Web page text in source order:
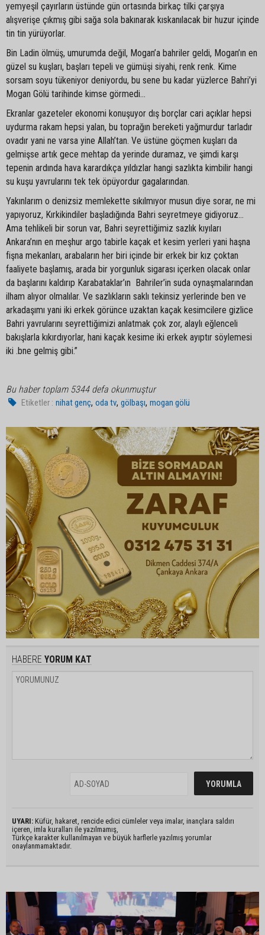
yemyeşil çayırların üstünde gün ortasında birkaç tilki çarşıya
alışverişe çıkmış gibi sağa sola bakınarak kıskanılacak bir huzur içinde
tin tin yürüyorlar.
Bin Ladin ölmüş, umurumda değil, Mogan’a bahriler geldi, Mogan’ın en
güzel su kuşları, başları tepeli ve gümüşi siyahi, renk renk. Kime
sorsam soyu tükeniyor deniyordu, bu sene bu kadar yüzlerce Bahri’yi
Mogan Gölü tarihinde kimse görmedi…
Ekranlar gazeteler ekonomi konuşuyor dış borçlar cari açıklar hepsi
uydurma rakam hepsi yalan, bu toprağın bereketi yağmurdur tarladır
ovadır yani ne varsa yine Allah’tan. Ve üstüne göçmen kuşları da
gelmişse artık gece mehtap da yerinde duramaz, ve şimdi karşı
tepenin ardında hava karardıkça yıldızlar hangi sazlıkta kimbilir hangi
su kuşu yavrularını tek tek öpüyordur gagalarından.
Yakınlarım o denizsiz memlekette sıkılmıyor musun diye sorar, ne mi
yapıyoruz, Kırkikindiler başladığında Bahri seyretmeye gidiyoruz…
Ama tehlikeli bir sorun var, Bahri seyrettiğimiz sazlık kıyıları
Ankara’nın en meşhur argo tabirle kaçak et kesim yerleri yani haşna
fişna mekanları, arabaların her biri içinde bir erkek bir kız çoktan
faaliyete başlamış, arada bir yorgunluk sigarası içerken olacak onlar
da başlarını kaldırıp Karabataklar’ın Bahriler’in suda oynaşmalarından
ilham alıyor olmalılar. Ve sazlıkların saklı tekinsiz yerlerinde ben ve
arkadaşımı yani iki erkek görünce uzaktan kaçak kesimcilere gizlice
Bahri yavrularını seyrettiğimizi anlatmak çok zor, alaylı eğlenceli
bakışlarla kıkırdıyorlar, hani kaçak kesime iki erkek ayıptır söylemesi
iki .bne gelmiş gibi.”
Bu haber toplam 5344 defa okunmuştur
Etiketler : nihat genç,oda tv,gölbaşı,mogan gölü
HABERE YORUM KAT
UYARI: Küfür, hakaret, rencide edici cümleler veya imalar, inançlara saldırı
içeren, imla kuralları ile yazılmamış,
Türkçe karakter kullanılmayan ve büyük harflerle yazılmış yorumlar
onaylanmamaktadır.